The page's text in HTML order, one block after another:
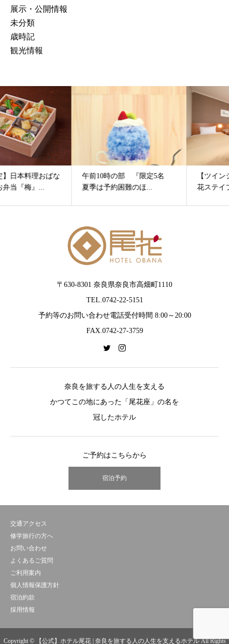
展示・公開情報
未分類
歳時記
観光情報
午前10時の部 『限定5名
夏季は予約困難のほ...
【ツインシングルユース】尾
花ステイプラン
〒630-8301 奈良県奈良市高畑町1110
TEL.0742-22-5151
予約等のお問い合わせ電話受付時間 8:00～20:00
FAX.0742-27-3759
奈良を旅する人の人生を支える
かつてこの地にあった「尾花座」の名を
冠したホテル
ご予約はこちらから
宿泊予約
交通アクセス
修学旅行の方へ
お問い合わせ
よくあるご質問
ご利用案内
個人情報保護方針
宿泊約款
採用情報
Copyright © 【公式】ホテル尾花 | 奈良を旅する人の人生を支えるホテル All Rights